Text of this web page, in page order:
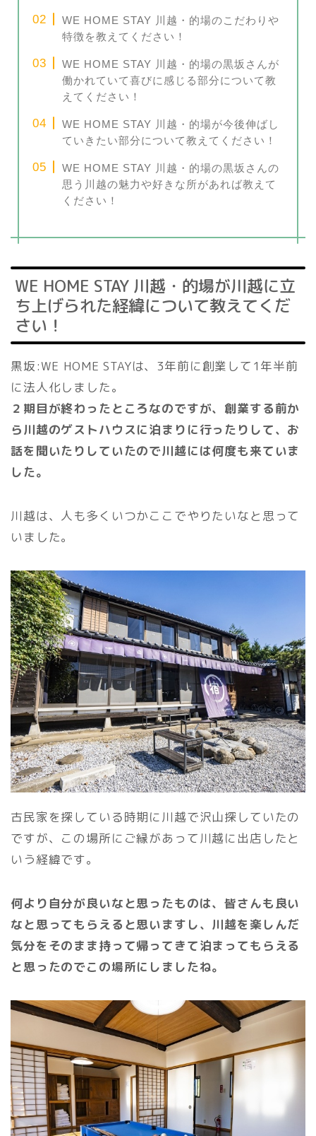
WE HOME STAY 川越・的場のこだわりや
特徴を教えてください！
WE HOME STAY 川越・的場の黒坂さんが
働かれていて喜びに感じる部分について教
えてください！
WE HOME STAY 川越・的場が今後伸ばし
ていきたい部分について教えてください！
WE HOME STAY 川越・的場の黒坂さんの
思う川越の魅力や好きな所があれば教えて
ください！
WE HOME STAY 川越・的場が川越に立
ち上げられた経緯について教えてくだ
さい！
黒坂:WE HOME STAYは、3年前に創業して1年半前
に法人化しました。
２期目が終わったところなのですが、創業する前か
ら川越のゲストハウスに泊まりに行ったりして、お
話を聞いたりしていたので川越には何度も来ていま
した。
川越は、人も多くいつかここでやりたいなと思って
いました。
古民家を探している時期に川越で沢山探していたの
ですが、この場所にご縁があって川越に出店したと
いう経緯です。
何より自分が良いなと思ったものは、皆さんも良い
なと思ってもらえると思いますし、川越を楽しんだ
気分をそのまま持って帰ってきて泊まってもらえる
と思ったのでこの場所にしましたね。